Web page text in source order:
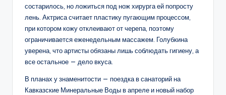
состарилось, но ложиться под нож хирурга ей попросту
лень. Актриса считает пластику пугающим процессом,
при котором кожу отклеивают от черепа, поэтому
ограничивается еженедельным массажем. Голубкина
уверена, что артисты обязаны лишь соблюдать гигиену, а
все остальное — дело вкуса.
В планах у знаменитости — поездка в санаторий на
Кавказские Минеральные Воды в апреле и новый набор